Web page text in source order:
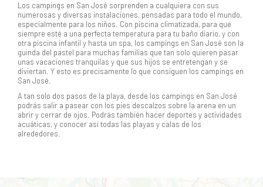
Los campings en San José sorprenden a cualquiera con sus
numerosas y diversas instalaciones, pensadas para todo el mundo,
especialmente para los niños. Con piscina climatizada, para que
siempre esté a una perfecta temperatura para tu baño diario, y con
otra piscina infantil y hasta un spa, los campings en San José son la
guinda del pastel para muchas familias que tan solo quieren pasar
unas vacaciones tranquilas y que sus hijos se entretengan y se
diviertan. Y esto es precisamente lo que consiguen los campings en
San José.
A tan solo dos pasos de la playa, desde los campings en San José
podrás salir a pasear con los pies descalzos sobre la arena en un
abrir y cerrar de ojos. Podrás también hacer deportes y actividades
acuáticas, y conocer así todas las playas y calas de los
alrededores.